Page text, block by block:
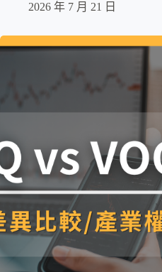
2026 年 7 月 21 日